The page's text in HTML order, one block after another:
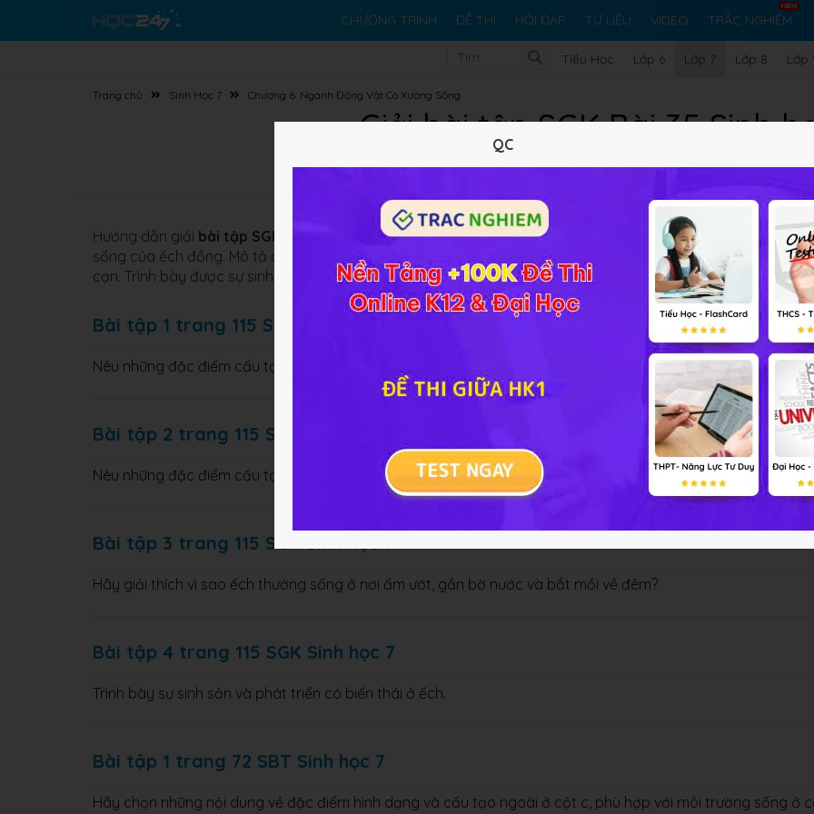
CHƯƠNG TRÌNH ĐỀ THI HỎI ĐÁP TƯ LIỆU VIDEO TRẮC NGHIỆM
Tiểu Học Lớp 6 Lớp 7 Lớp 8 Lớp
Trang chủ Sinh Học 7 Chương 6: Ngành Động Vật Có Xương Sống
Giải bài tập SGK Bài 35 Sinh
Hướng dẫn giải bài tập SGK Bài 35:Ếch đồng giúp các em học sinh hiểu được các đặc điểm đời
sống của ếch đồng. Mô tả được các đặc điểm cấu tạo ngoài của ếch thích nghi với đời sống vừa ở nước
cạn. Trình bày được sự sinh sản và phát triển của ếch.
Bài tập 1 trang 115 SGK Sinh học 7
Nêu những đặc điểm cấu tạo ngoài của ếch thích nghi với đời sống ở nước?
Bài tập 2 trang 115 SGK Sinh học 7
Nêu những đặc điểm cấu tạo ngoài chứng tỏ ếch cũng thích nghi với đời sống ở cạn?
Bài tập 3 trang 115 SGK Sinh học 7
Hãy giải thích vì sao ếch thường sống ở nơi ẩm ướt, gần bờ nước và bắt mồi về đêm?
Bài tập 4 trang 115 SGK Sinh học 7
Trình bày sự sinh sản và phát triển có biến thái ở ếch.
Bài tập 1 trang 72 SBT Sinh học 7
Hãy chọn những nội dung về đặc điểm hình dạng và cấu tạo ngoài ở cột c, phù hợp với môi trường sống ở
QC